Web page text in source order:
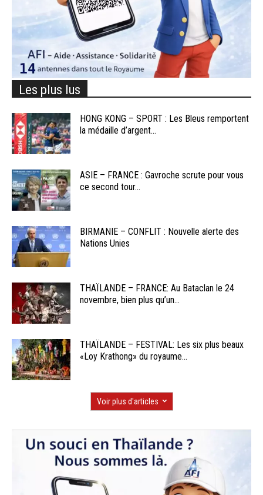
Les plus lus
HONG KONG – SPORT : Les Bleus remportent
la médaille d’argent...
ASIE – FRANCE : Gavroche scrute pour vous
ce second tour...
BIRMANIE – CONFLIT : Nouvelle alerte des
Nations Unies
THAÏLANDE – FRANCE: Au Bataclan le 24
novembre, bien plus qu’un...
THAÏLANDE – FESTIVAL: Les six plus beaux
«Loy Krathong» du royaume...
Voir plus d'articles